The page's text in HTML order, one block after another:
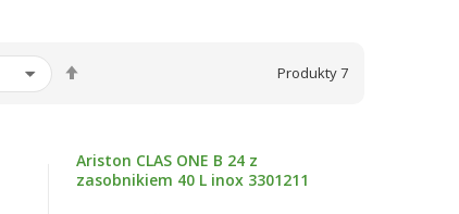
Produkty7
Ariston CLAS ONE B 24 z
zasobnikiem 40 L inox 3301211